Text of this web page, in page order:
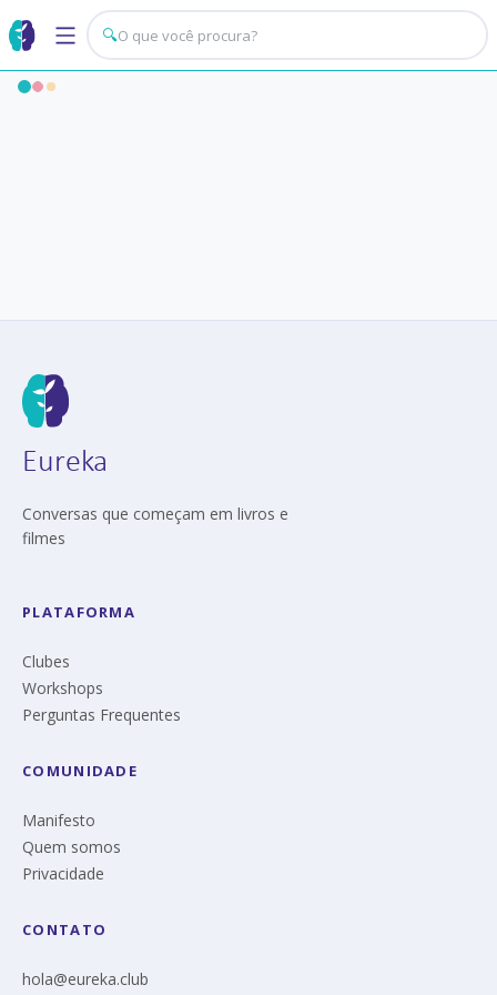
🔍
Eureka
Conversas que começam em livros e
filmes
PLATAFORMA
Clubes
Workshops
Perguntas Frequentes
COMUNIDADE
Manifesto
Quem somos
Privacidade
CONTATO
hola@eureka.club